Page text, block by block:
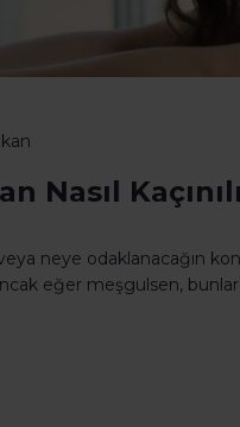
Nasıl
neye odaklanacağın
eğer meşgulsen,